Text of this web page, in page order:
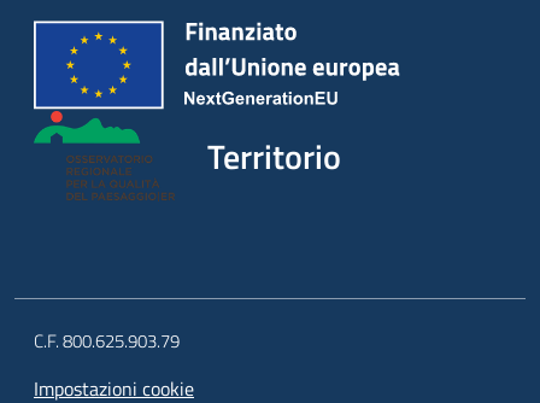
Territorio
C.F. 800.625.903.79
Impostazioni cookie